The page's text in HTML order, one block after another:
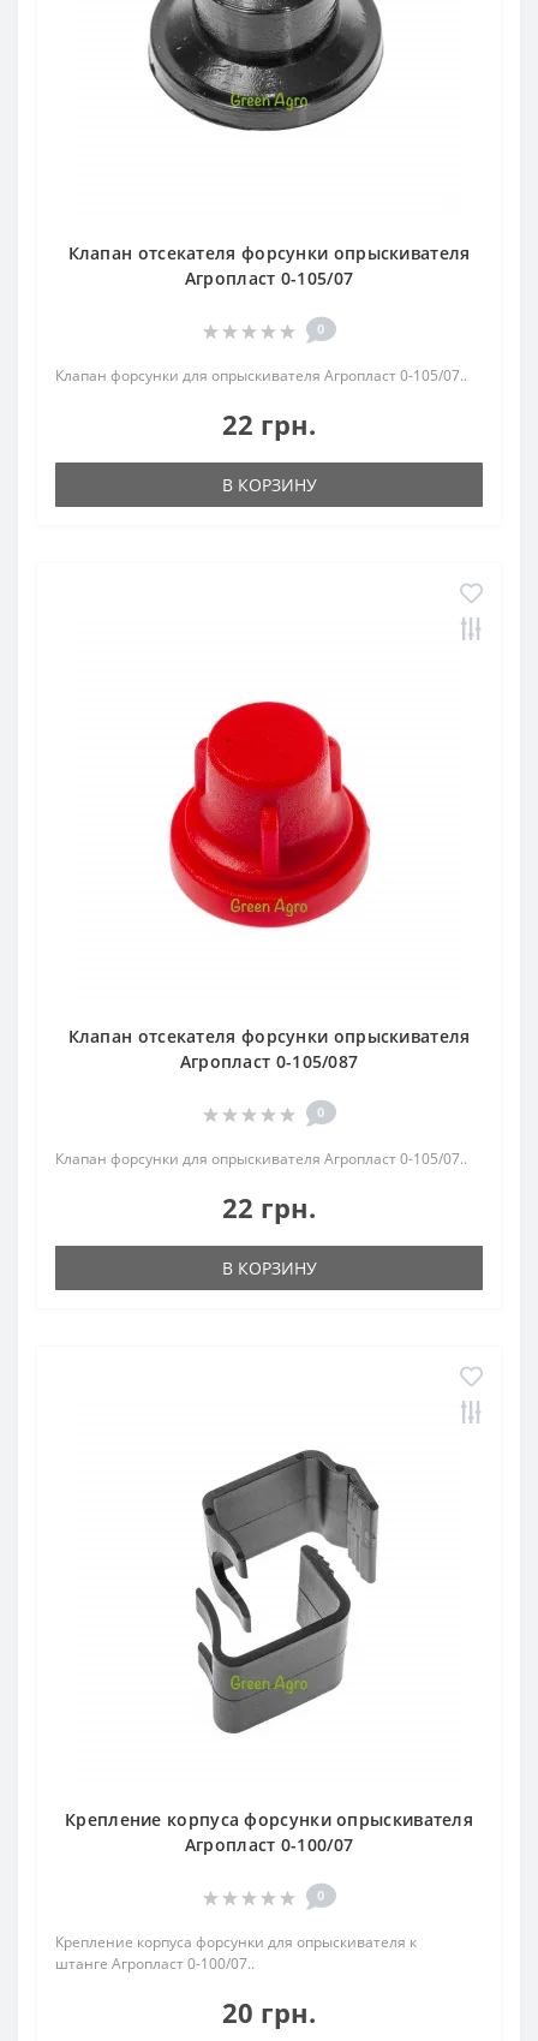
Клапан отсекателя форсунки опрыскивателя
Агропласт 0-105/07
0
Клапан форсунки для опрыскивателя Агропласт 0-105/07..
22 грн.
В КОРЗИНУ
Клапан отсекателя форсунки опрыскивателя
Агропласт 0-105/087
0
Клапан форсунки для опрыскивателя Агропласт 0-105/07..
22 грн.
В КОРЗИНУ
Крепление корпуса форсунки опрыскивателя
Агропласт 0-100/07
0
Крепление корпуса форсунки для опрыскивателя к
штанге Агропласт 0-100/07..
20 грн.